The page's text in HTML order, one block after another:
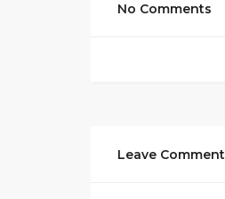
No Comments
Leave Comment